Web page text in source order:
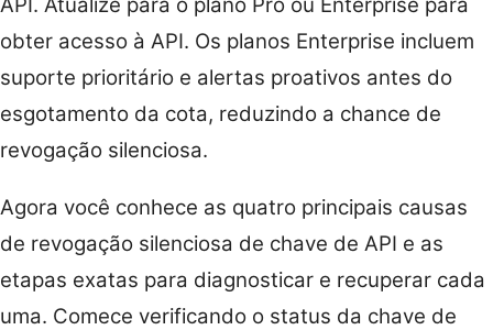
obter acesso à API. Os planos Enterprise incluem
suporte prioritário e alertas proativos antes do
esgotamento da cota, reduzindo a chance de
revogação silenciosa.
Agora você conhece as quatro principais causas
de revogação silenciosa de chave de API e as
etapas exatas para diagnosticar e recuperar cada
uma. Comece verificando o status da chave de